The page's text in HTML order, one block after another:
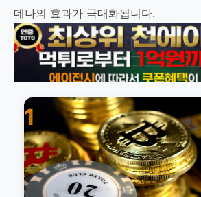
데나의 효과가 극대화됩니다.
1